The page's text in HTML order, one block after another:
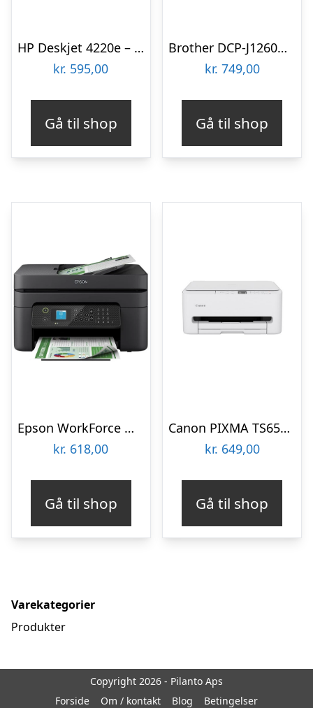
HP Deskjet 4220e – Color Inkjet – A4 – Wi-Fi & Bluetooth Multifunktion – Farve – Blæk
kr. 595,00
Gå til shop
Brother DCP-J1260W – multifunction printer – colour Multifunktion – Farve – Blæk
kr. 749,00
Gå til shop
Epson WorkForce WF-2930DWF All in One Multifunktion – Farve – Blæk
kr. 618,00
Gå til shop
Canon PIXMA TS6550i Multifunktion – Farve – Blæk
kr. 649,00
Gå til shop
Varekategorier
Produkter
Copyright 2026 - Pilanto Aps
Forside
Om / kontakt Blog Betingelser